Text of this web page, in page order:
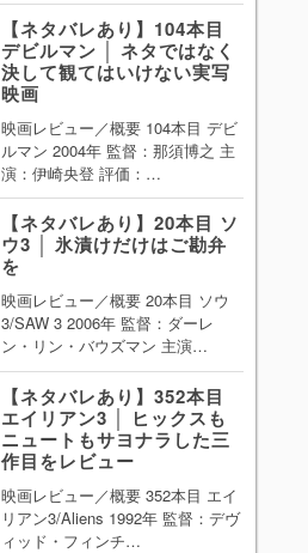
【ネタバレあり】104本目
デビルマン │ ネタではなく
決して観てはいけない実写
映画
映画レビュー／概要 104本目 デビ
ルマン 2004年 監督：那須博之 主
演：伊崎央登 評価：…
【ネタバレあり】20本目 ソ
ウ3 │ 氷漬けだけはご勘弁
を
映画レビュー／概要 20本目 ソウ
3/SAW 3 2006年 監督：ダーレ
ン・リン・バウズマン 主演…
【ネタバレあり】352本目
エイリアン3 │ ヒックスも
ニュートもサヨナラした三
作目をレビュー
映画レビュー／概要 352本目 エイ
リアン3/Aliens 1992年 監督：デヴ
ィッド・フィンチ…